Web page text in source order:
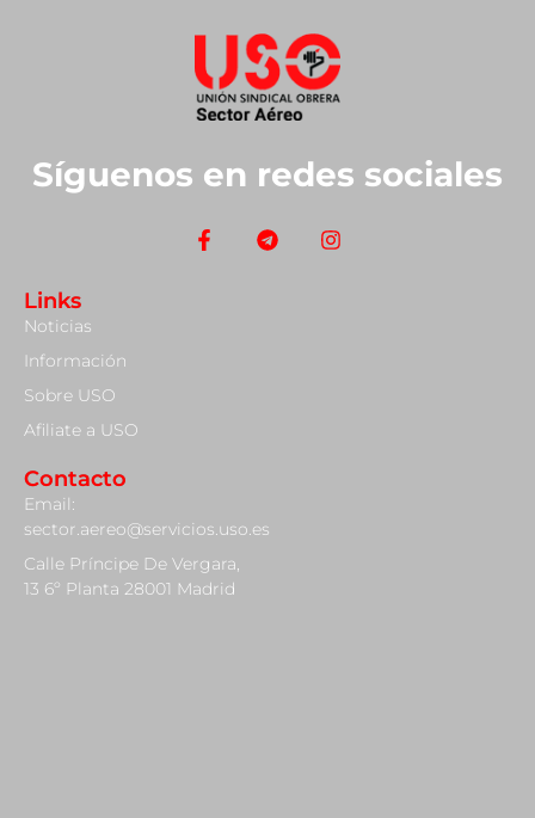
Síguenos en redes sociales
Links
Noticias
Información
Sobre USO
Afiliate a USO
Contacto
Email:
sector.aereo@servicios.uso.es
Calle Príncipe De Vergara,
13 6º Planta 28001 Madrid